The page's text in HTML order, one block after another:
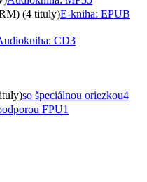
(4 tituly)E-kniha: EPUB
CD3
so špeciálnou oriezkou4
FPU1